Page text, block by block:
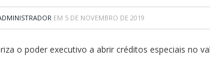
EM 5 DE NOVEMBRO DE 2019
o poder executivo a abrir créditos especiais no